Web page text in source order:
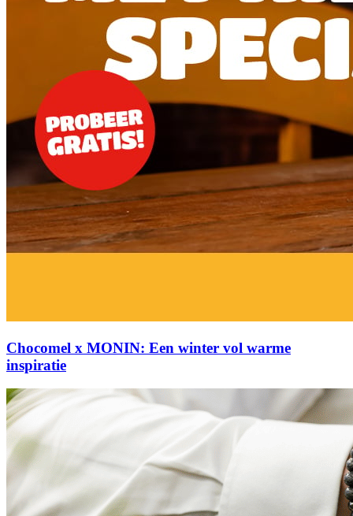
Chocomel x MONIN: Een winter vol warme
inspiratie